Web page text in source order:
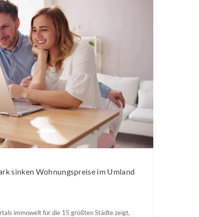
sinken Wohnungspreise im Umland
immowelt für die 15 größten Städte zeigt,